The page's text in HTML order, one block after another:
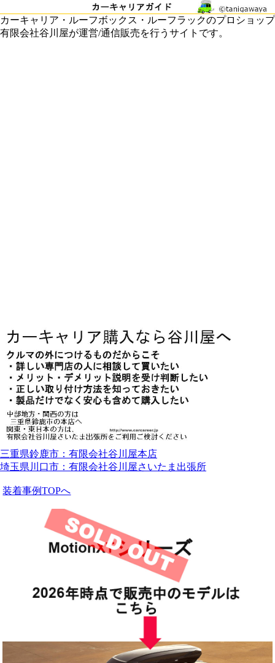
カーキャリア・ルーフボックス・ルーフラックのプロショップ
有限会社谷川屋が運営/通信販売を行うサイトです。
三重県鈴鹿市：有限会社谷川屋本店
埼玉県川口市：有限会社谷川屋さいたま出張所
装着事例TOPへ